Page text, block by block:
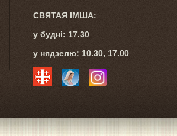
СВЯТАЯ IМША:
у буднi: 17.30
у нядзелю: 10.30, 17.00